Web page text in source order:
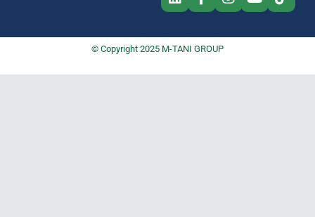
© Copyright 2025 M-TANI GROUP